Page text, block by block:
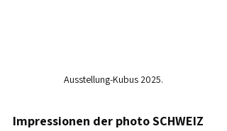
Ausstellung-Kubus 2025.
Impressionen der photo SCHWEIZ